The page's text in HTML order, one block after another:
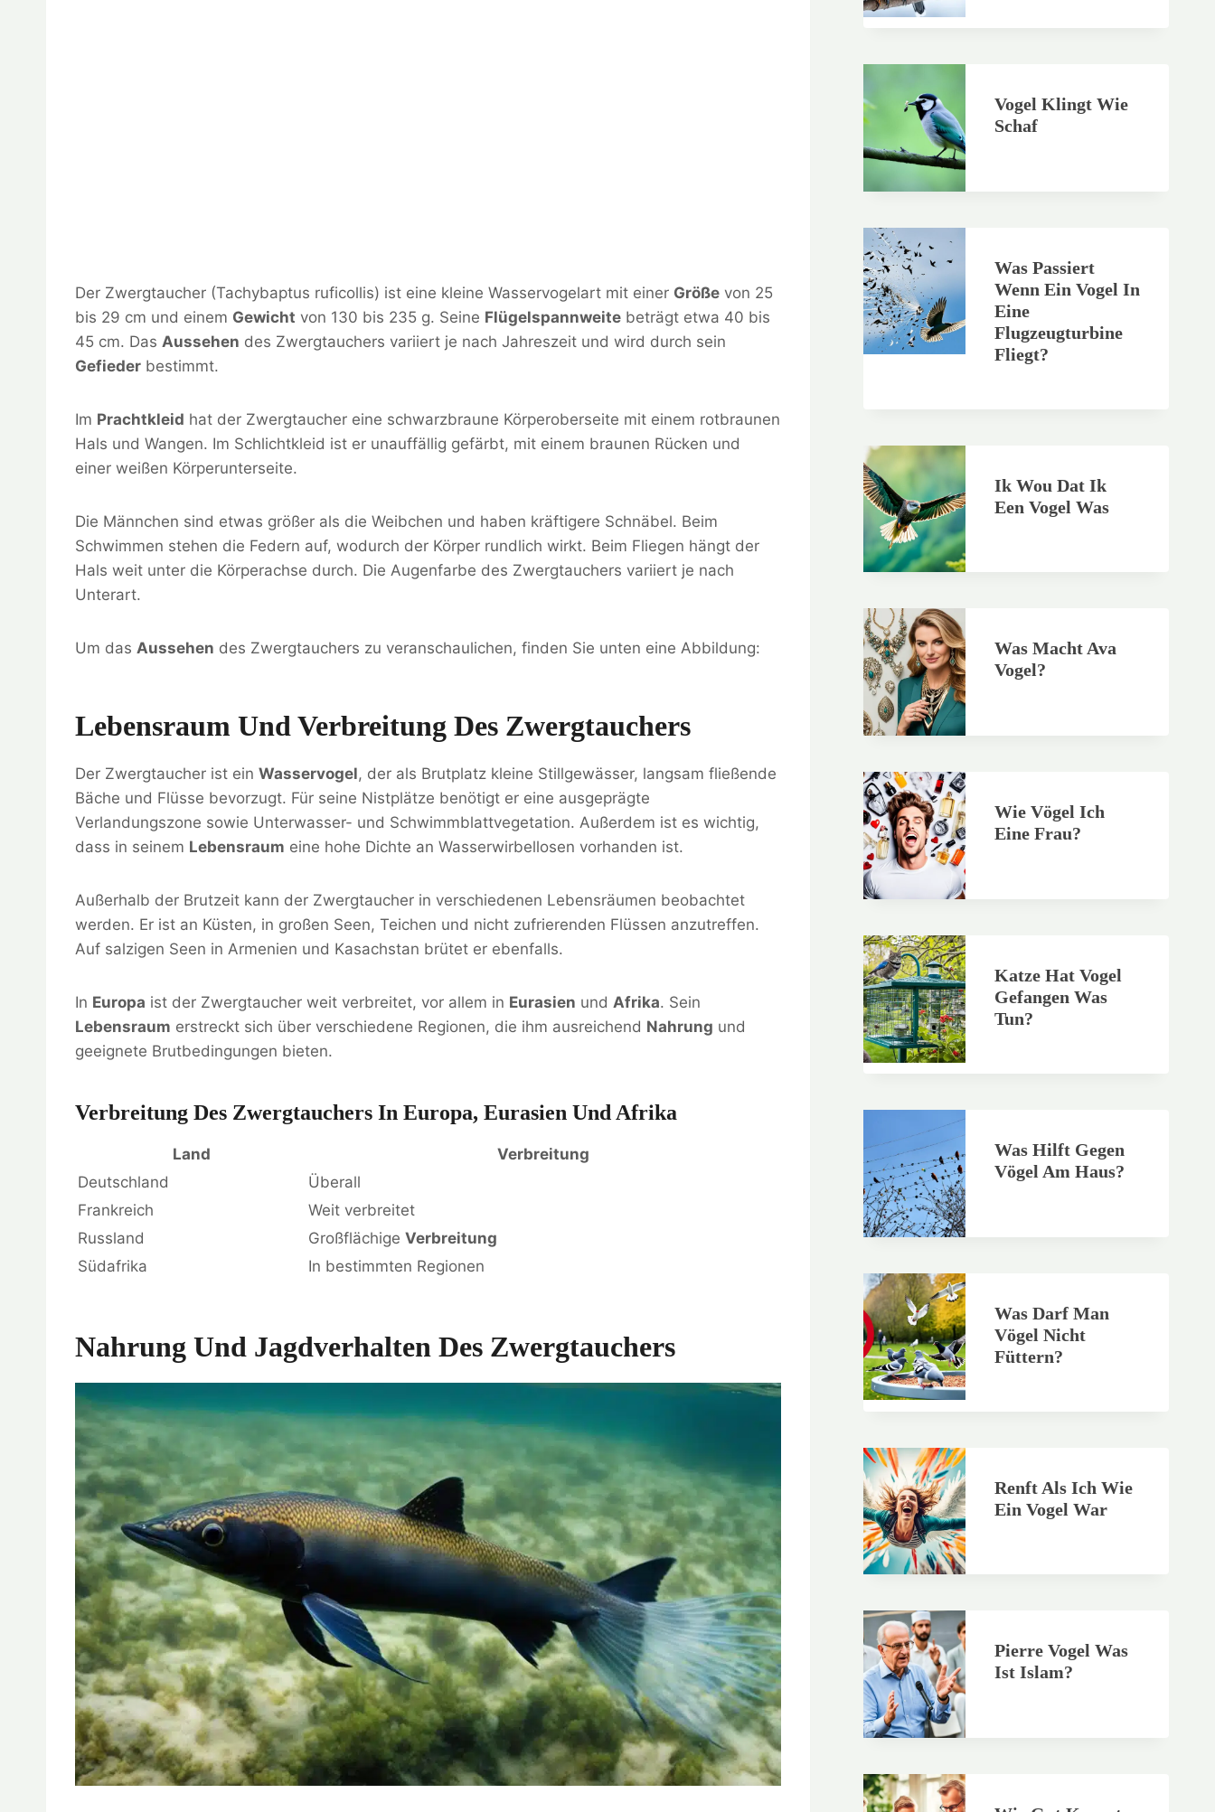
Der Zwergtaucher (Tachybaptus ruficollis) ist eine kleine Wasservogelart mit einer Größe von 25
bis 29 cm und einem Gewicht von 130 bis 235 g. Seine Flügelspannweite beträgt etwa 40 bis
45 cm. Das Aussehen des Zwergtauchers variiert je nach Jahreszeit und wird durch sein
Gefieder bestimmt.
Im Prachtkleid hat der Zwergtaucher eine schwarzbraune Körperoberseite mit einem rotbraunen
Hals und Wangen. Im Schlichtkleid ist er unauffällig gefärbt, mit einem braunen Rücken und
einer weißen Körperunterseite.
Die Männchen sind etwas größer als die Weibchen und haben kräftigere Schnäbel. Beim
Schwimmen stehen die Federn auf, wodurch der Körper rundlich wirkt. Beim Fliegen hängt der
Hals weit unter die Körperachse durch. Die Augenfarbe des Zwergtauchers variiert je nach
Unterart.
Um das Aussehen des Zwergtauchers zu veranschaulichen, finden Sie unten eine Abbildung:
Lebensraum Und Verbreitung Des Zwergtauchers
Der Zwergtaucher ist ein Wasservogel, der als Brutplatz kleine Stillgewässer, langsam fließende
Bäche und Flüsse bevorzugt. Für seine Nistplätze benötigt er eine ausgeprägte
Verlandungszone sowie Unterwasser- und Schwimmblattvegetation. Außerdem ist es wichtig,
dass in seinem Lebensraum eine hohe Dichte an Wasserwirbellosen vorhanden ist.
Außerhalb der Brutzeit kann der Zwergtaucher in verschiedenen Lebensräumen beobachtet
werden. Er ist an Küsten, in großen Seen, Teichen und nicht zufrierenden Flüssen anzutreffen.
Auf salzigen Seen in Armenien und Kasachstan brütet er ebenfalls.
In Europa ist der Zwergtaucher weit verbreitet, vor allem in Eurasien und Afrika. Sein
Lebensraum erstreckt sich über verschiedene Regionen, die ihm ausreichend Nahrung und
geeignete Brutbedingungen bieten.
Verbreitung Des Zwergtauchers In Europa, Eurasien Und Afrika
Land
Verbreitung
Deutschland
Überall
Frankreich
Weit verbreitet
Russland
Großflächige Verbreitung
Südafrika
In bestimmten Regionen
Nahrung Und Jagdverhalten Des Zwergtauchers
Vogel Klingt Wie
Schaf
Was Passiert
Wenn Ein Vogel In
Eine
Flugzeugturbine
Fliegt?
Ik Wou Dat Ik
Een Vogel Was
Was Macht Ava
Vogel?
Wie Vögel Ich
Eine Frau?
Katze Hat Vogel
Gefangen Was
Tun?
Was Hilft Gegen
Vögel Am Haus?
Was Darf Man
Vögel Nicht
Füttern?
Renft Als Ich Wie
Ein Vogel War
Pierre Vogel Was
Ist Islam?